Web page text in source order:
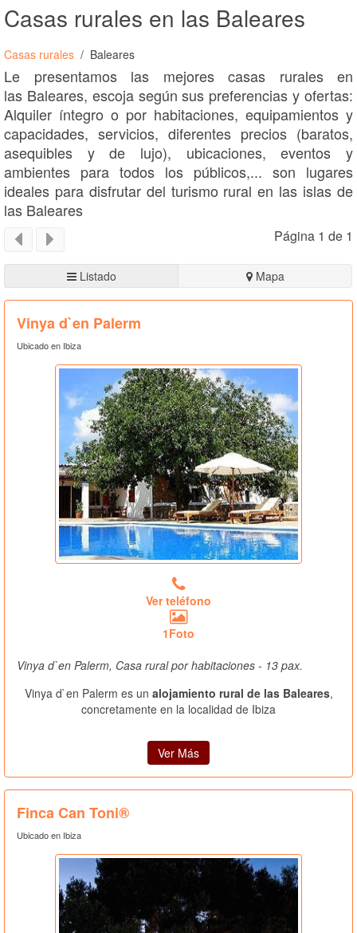
Casas rurales en las Baleares
Casas rurales Baleares
Le presentamos las mejores casas rurales en
las Baleares, escoja según sus preferencias y ofertas:
Alquiler íntegro o por habitaciones, equipamientos y
capacidades, servicios, diferentes precios (baratos,
asequibles y de lujo), ubicaciones, eventos y
ambientes para todos los públicos,... son lugares
ideales para disfrutar del turismo rural en las islas de
las Baleares
Página 1 de 1
Listado Mapa
Vinya d`en Palerm
Ubicado en Ibiza
Ver teléfono
1Foto
Vinya d`en Palerm, Casa rural por habitaciones - 13 pax.
Vinya d`en Palerm es un alojamiento rural de las Baleares,
concretamente en la localidad de Ibiza
Ver Más
Finca Can Toni®
Ubicado en Ibiza